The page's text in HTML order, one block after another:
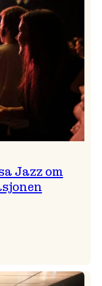
Jazz om